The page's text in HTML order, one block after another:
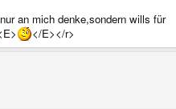
an mich denke,sondern wills für
</E></r>